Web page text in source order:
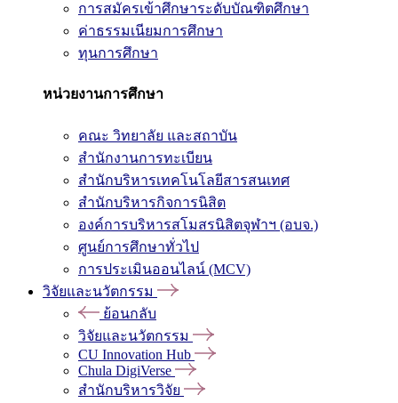
การสมัครเข้าศึกษาระดับบัณฑิตศึกษา
ค่าธรรมเนียมการศึกษา
ทุนการศึกษา
หน่วยงานการศึกษา
คณะ วิทยาลัย และสถาบัน
สำนักงานการทะเบียน
สำนักบริหารเทคโนโลยีสารสนเทศ
สำนักบริหารกิจการนิสิต
องค์การบริหารสโมสรนิสิตจุฬาฯ (อบจ.)
ศูนย์การศึกษาทั่วไป
การประเมินออนไลน์ (MCV)
วิจัยและนวัตกรรม
ย้อนกลับ
วิจัยและนวัตกรรม
CU Innovation Hub
Chula DigiVerse
สำนักบริหารวิจัย